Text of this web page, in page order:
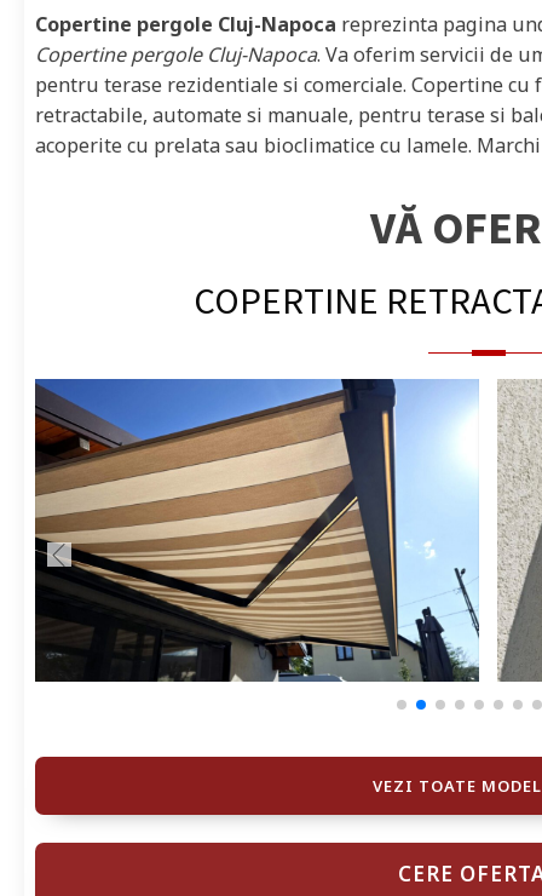
Copertine pergole Cluj-Napoca reprezinta pagina
Copertine pergole Cluj-Napoca. Va oferim servicii de
pentru terase rezidentiale si comerciale. Copertine
retractabile, automate si manuale, pentru terase si
acoperite cu prelata sau bioclimatice cu lamele.
VĂ
COPERTINE
VEZI TOATE
CERE